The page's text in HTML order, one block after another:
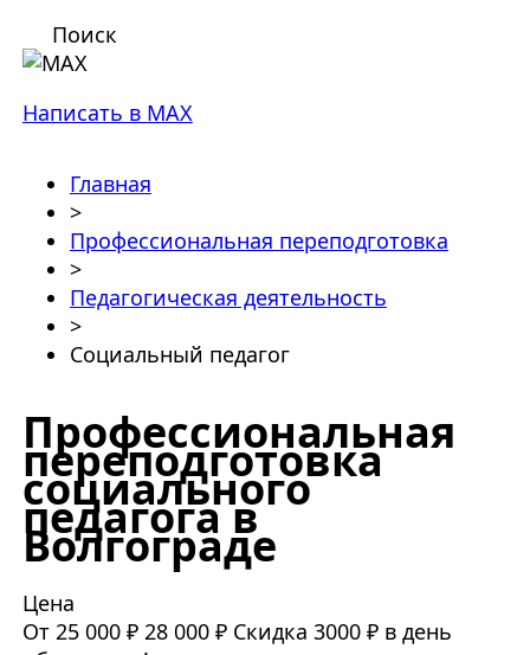
Поиск
Написать в MAX
Главная
>
Профессиональная переподготовка
>
Педагогическая деятельность
>
Социальный педагог
Профессиональная
переподготовка
социального
педагога в
Волгограде
Цена
От 25 000 ₽ 28 000 ₽ Скидка 3000 ₽ в день